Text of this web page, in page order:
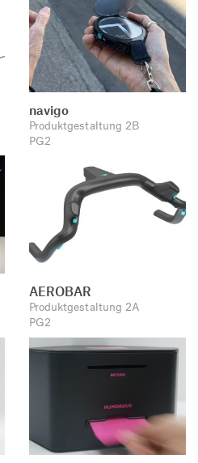
navigo
Produktgestaltung 2B
PG2
AEROBAR
Produktgestaltung 2A
PG2